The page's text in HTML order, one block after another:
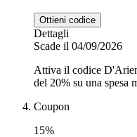
Ottieni codice
Dettagli
Scade il 04/09/2026
Attiva il codice
del 20% su una spesa
Coupon
15%